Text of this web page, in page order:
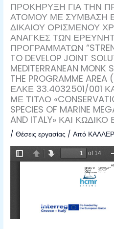
ΠΡΟΚΗΡΥΞΗ ΓΙΑ ΤΗΝ
ΑΤΟΜΟΥ ΜΕ ΣΥΜΒΑΣΗ
ΔΙΚΑΙΟΥ ΟΡΙΣΜΕΝΟΥ
ΑΝΑΓΚΕΣ ΤΩΝ
ΠΡΟΓΡΑΜΜΑΤΩΝ
TO DEVELOP JOINT
MEDITERRANEAN MONK
THE PROGRAMME
ΕΛΚΕ 33.4032501/001 ΚΑΙ
ΜΕ ΤΙΤΛΟ
SPECIES OF MARINE
AND ITALY» ΚΑΙ
/Θέσεις εργασίας / Από